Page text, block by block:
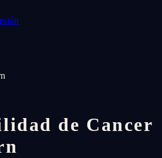
de Cancer